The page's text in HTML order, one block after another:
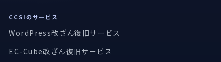
CCSIのサービス
WordPress改ざん復旧サービス
EC-Cube改ざん復旧サービス